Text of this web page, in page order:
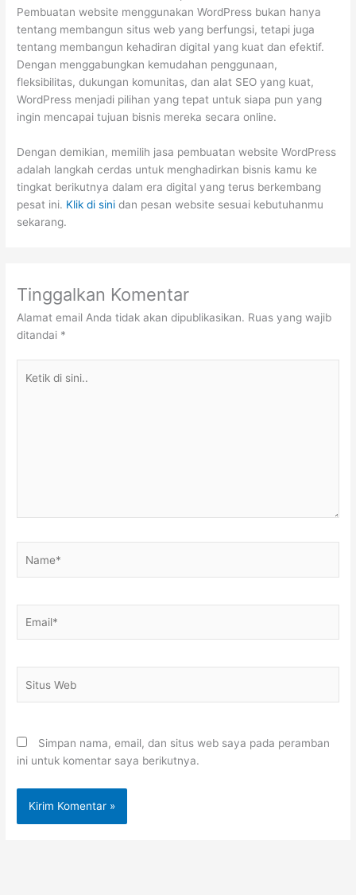
Pembuatan website menggunakan WordPress bukan hanya
tentang membangun situs web yang berfungsi, tetapi juga
tentang membangun kehadiran digital yang kuat dan efektif.
Dengan menggabungkan kemudahan penggunaan,
fleksibilitas, dukungan komunitas, dan alat SEO yang kuat,
WordPress menjadi pilihan yang tepat untuk siapa pun yang
ingin mencapai tujuan bisnis mereka secara online.
Dengan demikian, memilih jasa pembuatan website WordPress
adalah langkah cerdas untuk menghadirkan bisnis kamu ke
tingkat berikutnya dalam era digital yang terus berkembang
pesat ini. Klik di sini dan pesan website sesuai kebutuhanmu
sekarang.
Tinggalkan Komentar
Alamat email Anda tidak akan dipublikasikan. Ruas yang wajib
ditandai *
Web
Simpan nama, email, dan situs web saya pada peramban
ini untuk komentar saya berikutnya.